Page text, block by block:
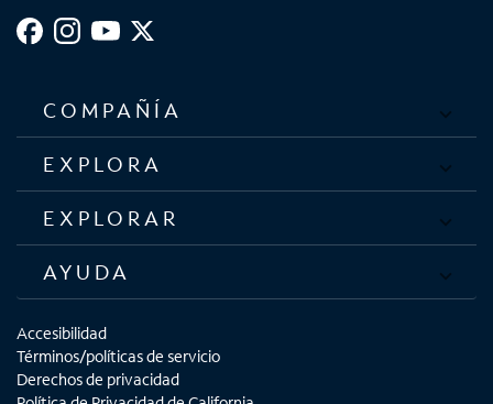
COMPAÑÍA
EXPLORA
EXPLORAR
AYUDA
Accesibilidad
Términos/políticas de servicio
Derechos de privacidad